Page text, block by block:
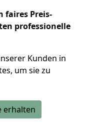
faires Preis-
professionelle
Kunden in
um sie zu
erhalten